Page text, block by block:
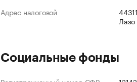
Адрес налоговой
Лазо
Социальные фонды